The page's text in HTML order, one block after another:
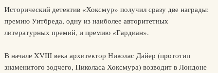
Исторический детектив «Хоксмур» получил сразу две награды:
премию Уитбреда, одну из наиболее авторитетных
литературных премий, и премию «Гардиан».
В начале XVIII века архитектор Николас Дайер (прототип
знаменитого зодчего, Николаса Хоксмура) возводит в Лондоне